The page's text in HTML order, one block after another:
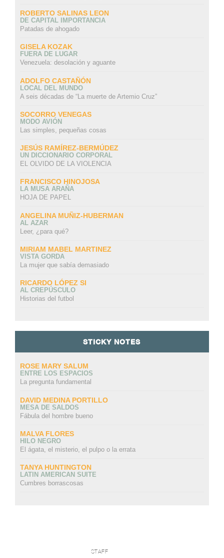
ROBERTO SALINAS LEON
DE CAPITAL IMPORTANCIA
Patadas de ahogado
GISELA KOZAK
FUERA DE LUGAR
Venezuela: desolación y aguante
ADOLFO CASTAÑÓN
LOCAL DEL MUNDO
A seis décadas de “La muerte de Artemio Cruz”
SOCORRO VENEGAS
MODO AVIÓN
Las simples, pequeñas cosas
JESÚS RAMÍREZ-BERMÚDEZ
UN DICCIONARIO CORPORAL
EL OLVIDO DE LA VIOLENCIA
FRANCISCO HINOJOSA
LA MUSA ARAÑA
HOJA DE PAPEL
ANGELINA MUÑIZ-HUBERMAN
AL AZAR
Leer, ¿para qué?
MIRIAM MABEL MARTINEZ
VISTA GORDA
La mujer que sabía demasiado
RICARDO LÓPEZ SI
AL CREPÚSCULO
Historias del futbol
STICKY NOTES
ROSE MARY SALUM
ENTRE LOS ESPACIOS
La pregunta fundamental
DAVID MEDINA PORTILLO
MESA DE SALDOS
Fábula del hombre bueno
MALVA FLORES
HILO NEGRO
El ágata, el misterio, el pulpo o la errata
TANYA HUNTINGTON
LATIN AMERICAN SUITE
Cumbres borrascosas
STAFF